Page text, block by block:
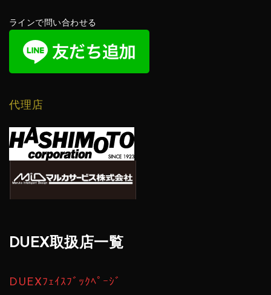
ラインで問い合わせる
代理店
DUEX取扱店一覧
DUEXﾌｪｲｽﾌﾞｯｸﾍﾟｰｼﾞ